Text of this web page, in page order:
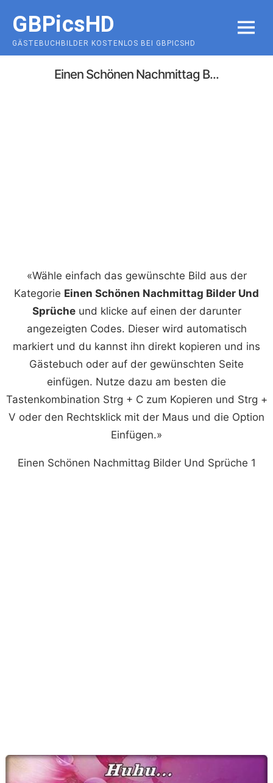
content
GBPicsHD
GÄSTEBUCHBILDER KOSTENLOS BEI GBPICSHD
MENU
Einen Schönen Nachmittag B...
«Wähle einfach das gewünschte Bild aus der
Kategorie Einen Schönen Nachmittag Bilder Und
Sprücheund klicke auf einen der darunter
angezeigten Codes. Dieser wird automatisch
markiert und du kannst ihn direkt kopieren und ins
Gästebuch oder auf der gewünschten Seite
einfügen. Nutze dazu am besten die
Tastenkombination Strg + C zum Kopieren und Strg +
V oder den Rechtsklick mit der Maus und die Option
Einfügen.»
Einen Schönen Nachmittag Bilder Und Sprüche 1